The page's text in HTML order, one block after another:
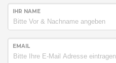
IHR NAME
EMAIL